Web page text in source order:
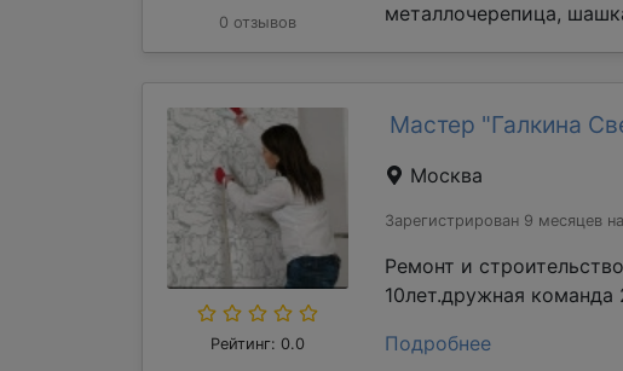
0 отзывов
металлочерепица,
Рейтинг: 0.0
Мастер "Галкина
Москва
Зарегистрирован 9 месяцев
Ремонт и
10лет.дружная команда
Подробнее